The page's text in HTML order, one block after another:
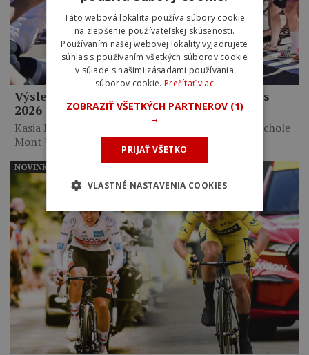
Výsledky 7. etapy Tour de France Femmes
2026
Kasia Niewiadoma triumfovala na legendárnom vrchole
Mont Ventoux po takmer…
NOVINKY
Táto webová lokalita používa súbory cookie
na zlepšenie používateľskej skúsenosti.
Používaním našej webovej lokality vyjadrujete
súhlas s používaním všetkých súborov cookie
v súlade s našimi zásadami používania
súborov cookie. Prečítať viac
ZOBRAZIŤ VŠETKÝCH PARTNEROV (1)
→
PRIJAŤ VŠETKO
VLASTNÉ NASTAVENIA COOKIES